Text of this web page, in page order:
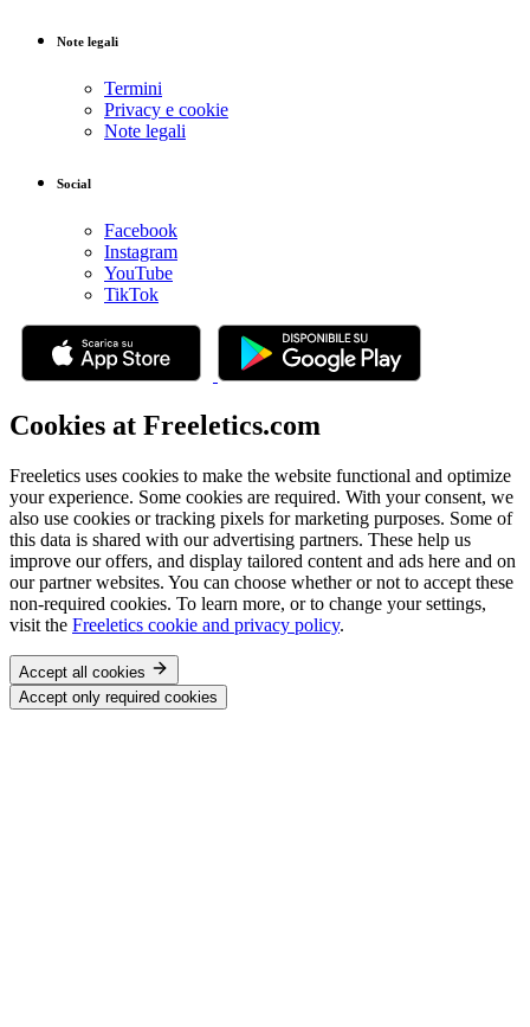
Note legali
Termini
Privacy e cookie
Note legali
Social
Facebook
Instagram
YouTube
TikTok
Cookies at Freeletics.com
Freeletics uses cookies to make the website functional and optimize
your experience. Some cookies are required. With your consent, we
also use cookies or tracking pixels for marketing purposes. Some of
this data is shared with our advertising partners. These help us
improve our offers, and display tailored content and ads here and on
our partner websites. You can choose whether or not to accept these
non-required cookies. To learn more, or to change your settings,
visit the Freeletics cookie and privacy policy.
Accept all cookies
Accept only required cookies